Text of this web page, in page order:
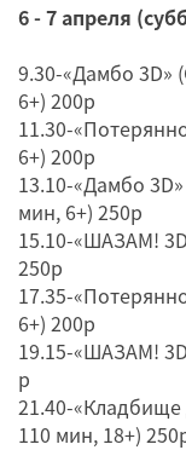
6 - 7 апреля
9.30-«Дамбо
6+) 200р
11.30-
6+) 200р
13.10-«Дамбо
мин, 6+) 250р
15.10-«ШАЗАМ!
250р
17.35-
6+) 200р
19.15-«ШАЗАМ!
р
21.40-
110 мин, 18+)